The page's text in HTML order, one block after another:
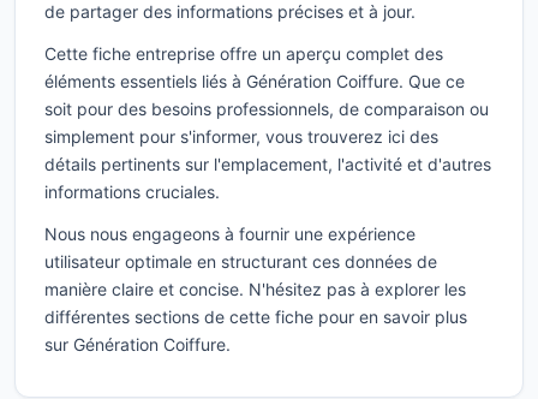
de partager des informations précises et à jour.
Cette fiche entreprise offre un aperçu complet des
éléments essentiels liés à Génération Coiffure. Que ce
soit pour des besoins professionnels, de comparaison ou
simplement pour s'informer, vous trouverez ici des
détails pertinents sur l'emplacement, l'activité et d'autres
informations cruciales.
Nous nous engageons à fournir une expérience
utilisateur optimale en structurant ces données de
manière claire et concise. N'hésitez pas à explorer les
différentes sections de cette fiche pour en savoir plus
sur Génération Coiffure.